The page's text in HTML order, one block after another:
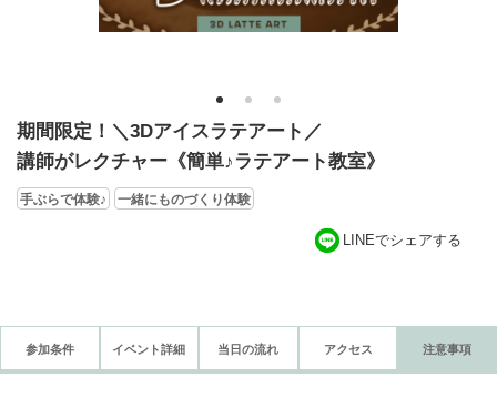
1 2 3
期間限定！＼3Dアイスラテアート／
講師がレクチャー《簡単♪ラテアート教室》
手ぶらで体験♪ 一緒にものづくり体験
LINEでシェアする
参加条件 イベント詳細 当日の流れ アクセス 注意事項